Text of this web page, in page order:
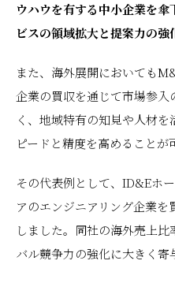
ウハウを有する中小企業を
ビスの領域拡大と提案力の強
また、海外展開においても
企業の買収を通じて市場参
く、地域特有の知見や人材
ピードと精度を高めることが
その代表例として、ID&Eホ
アのエンジニアリング企業
しました。同社の海外売上
バル競争力の強化に大きく寄